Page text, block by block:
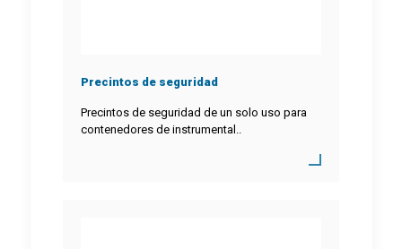
Precintos de seguridad
Precintos de seguridad de un solo uso para
contenedores de instrumental..